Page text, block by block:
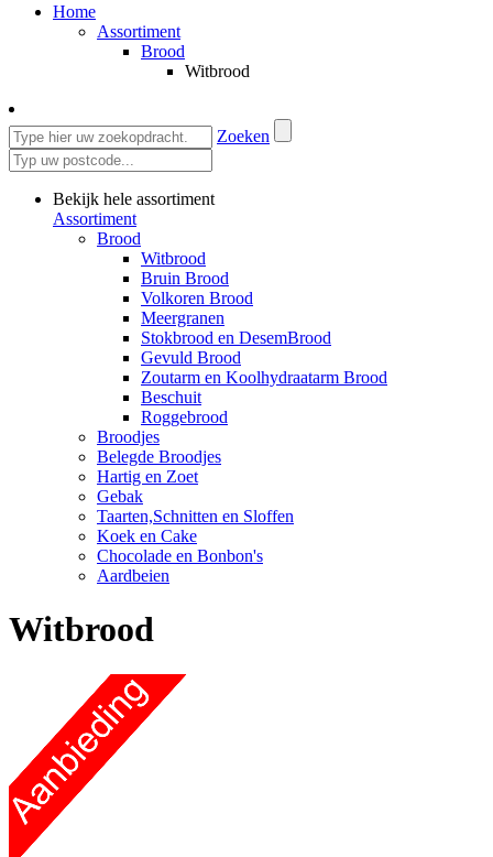
Home
Assortiment
Brood
Witbrood
Zoeken
Bekijk hele assortiment
Assortiment
Brood
Witbrood
Bruin Brood
Volkoren Brood
Meergranen
Stokbrood en DesemBrood
Gevuld Brood
Zoutarm en Koolhydraatarm Brood
Beschuit
Roggebrood
Broodjes
Belegde Broodjes
Hartig en Zoet
Gebak
Taarten,Schnitten en Sloffen
Koek en Cake
Chocolade en Bonbon's
Aardbeien
Witbrood